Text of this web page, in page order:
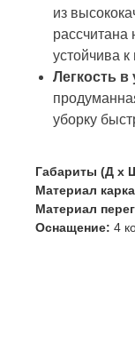
из
рассчитана
устойчива
Легкость в
уборку
Габариты (Д x
Материал
Материал
Оснащение: 4